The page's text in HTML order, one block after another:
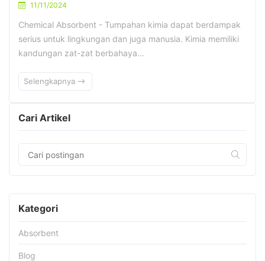
11/11/2024
Chemical Absorbent - Tumpahan kimia dapat berdampak
serius untuk lingkungan dan juga manusia. Kimia memiliki
kandungan zat-zat berbahaya…
Selengkapnya
Cari Artikel
Kategori
Absorbent
Blog